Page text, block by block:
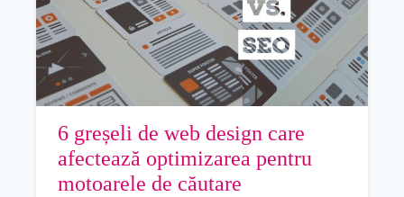
6 greșeli de web design care
afectează optimizarea pentru
motoarele de căutare